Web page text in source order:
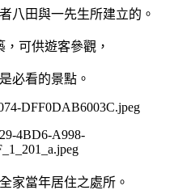
八田與一先生所建立的。
可供遊客參觀，
必看的景點。
家當年居住之處所。